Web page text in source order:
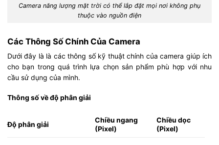
Camera năng lượng mặt trời có thể lắp đặt mọi nơi không phụ
thuộc vào nguồn điện
Các Thông Số Chính Của Camera
Dưới đây là là các thông số kỹ thuật chính của camera giúp ích
cho bạn trong quá trình lựa chọn sản phẩm phù hợp với nhu
cầu sử dụng của mình.
Thông số về độ phân giải
Độ phân giải
Chiều ngang
(Pixel)
Chiều dọc
(Pixel)